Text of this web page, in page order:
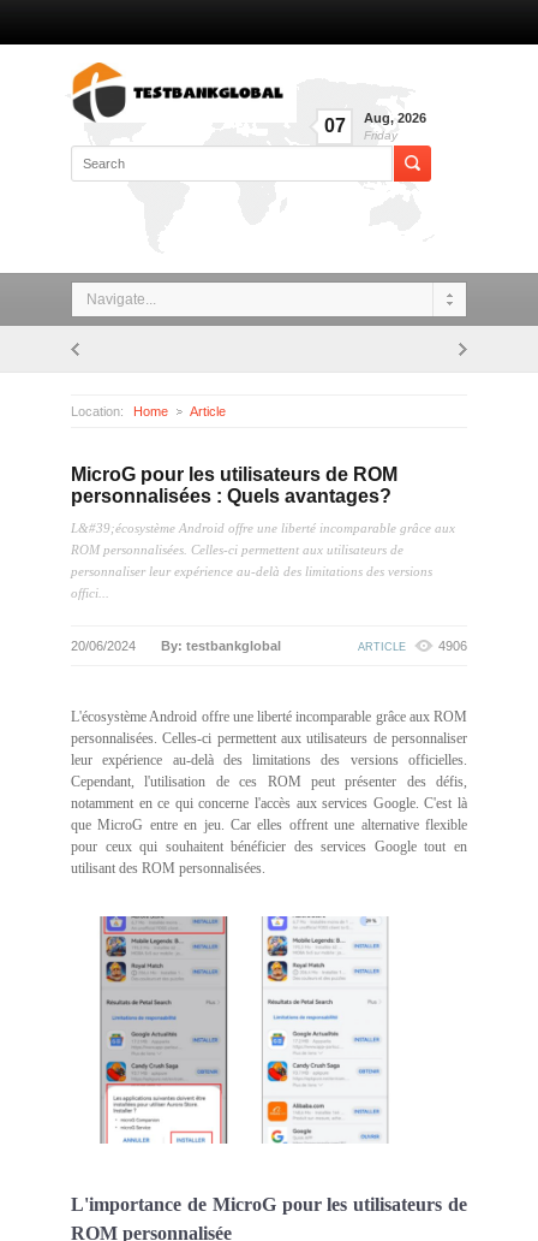
07 Aug, 2026
Friday
Navigate...
Location: Home Article
MicroG pour les utilisateurs de ROM
personnalisées : Quels avantages?
L&#39;écosystème Android offre une liberté incomparable grâce aux
ROM personnalisées. Celles-ci permettent aux utilisateurs de
personnaliser leur expérience au-delà des limitations des versions
offici...
20/06/2024 By: testbankglobal ARTICLE 4906
L'écosystème Android offre une liberté incomparable grâce aux ROM
personnalisées. Celles-ci permettent aux utilisateurs de personnaliser
leur expérience au-delà des limitations des versions officielles.
Cependant, l'utilisation de ces ROM peut présenter des défis,
notamment en ce qui concerne l'accès aux services Google. C'est là
que MicroG entre en jeu. Car elles offrent une alternative flexible
pour ceux qui souhaitent bénéficier des services Google tout en
utilisant des ROM personnalisées.
L'importance de MicroG pour les utilisateurs de
ROM personnalisée